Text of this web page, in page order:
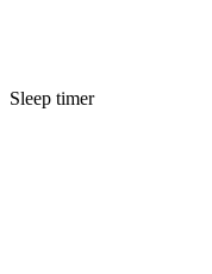
Sleep timer